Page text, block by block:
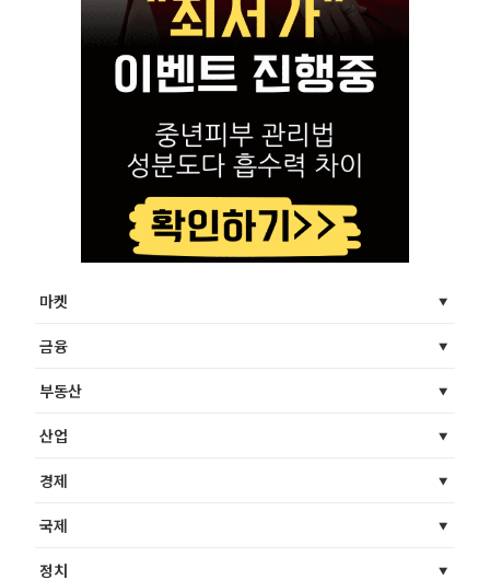
마켓
금융
부동산
산업
경제
국제
정치